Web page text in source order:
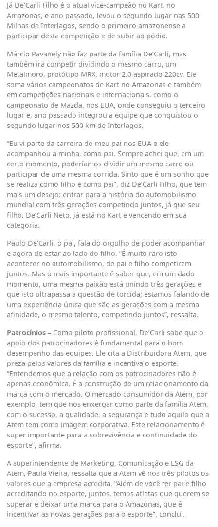
Já De’Carli Filho é o atual vice-campeão no Kart, no
Amazonas, e ano passado, levou o segundo lugar nas 500
Milhas de Interlagos, sendo o primeiro amazonense a
participar desta competição e de subir ao pódio.
Márcio Pavanely não faz parte da família De’Carli, mas
também irá competir dividindo o mesmo carro, um
Metalmoro, protótipo MRX, motor 2.0 aspirado 220cv. Ele
soma vários campeonatos de Kart no Amazonas e também
em competições nacionais e internacionais, como o
campeonato de Mazda, nos EUA, onde conseguiu o terceiro
lugar e, ano passado integrou a equipe que conquistou o
segundo lugar nos 500 km de Interlagos.
“Eu vi parte da carreira do meu pai nos EUA e ele
acompanhou a minha, como pai. Sempre achei que, em um
certo momento, poderíamos dividir um mesmo carro ou
participar de uma mesma corrida. Sinto que é um sonho que
se realiza como filho e como pai”, diz De’Carli Filho, que tem
mais um desejo: entrar para a história do automobilismo
mundial com três gerações competindo juntos, já que seu
filho, De’Carli Neto, já está no Kart e vencendo em sua
categoria.
Paulo De’Carli, o pai, fala do orgulho de poder acompanhar
e agora de estar ao lado do filho. “É muito raro isto
acontecer no automobilismo, de pai e filho competirem
juntos. Mas o mais importante é saber que, em um dado
momento, uma mesma paixão está unindo três gerações e
que isto ultrapassa a questão de torcida; estamos falando de
uma experiência única que são as gerações com a mesma
afinidade, o mesmo talento, competindo juntos”, ressalta.
Patrocínios – Como piloto profissional, De’Carli sabe que o
apoio dos patrocinadores é fundamental para o bom
desempenho das equipes. Ele cita a Distribuidora Atem, que
preza pelos valores da família e incentiva o esporte.
“Entendemos que a relação com os patrocinadores não é
apenas econômica. É a construção de um relacionamento da
marca com o mercado. O mercado consumidor da Atem, por
exemplo, tem que nos enxergar como parte da família Atem,
com o sucesso, a qualidade, a segurança e tudo aquilo que a
Atem tem como imagem corporativa. Este relacionamento é
super importante para a sobrevivência e continuidade do
esporte”, afirma.
A superintendente de Marketing, Comunicação e ESG da
Atem, Paula Vieira, ressalta que a Atem vê nos três pilotos os
valores que a empresa acredita. “Além de você ter pai e filho
acreditando no esporte, juntos, temos atletas que querem se
superar e deixar uma marca para o Amazonas, que é
incentivar as novas gerações para o esporte”, conclui.